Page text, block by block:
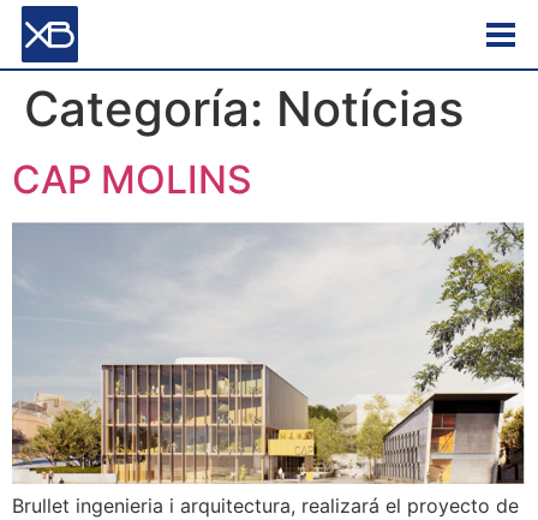
Categoría: Notícias
CAP MOLINS
Brullet ingenieria i arquitectura, realizará el proyecto de